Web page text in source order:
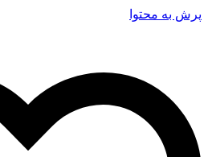
پرش به محتوا